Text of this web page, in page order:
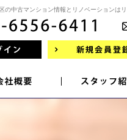
の中古マンション情報とリノベーションは